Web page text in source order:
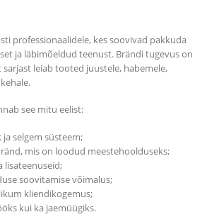
professionaalidele, kes soovivad pakkuda
ja läbimõeldud teenust. Brändi tugevus on
leiab tooted juustele, habemele,
see mitu eelist:
selgem süsteem;
mis on loodud meestehoolduseks;
lisateenuseid;
soovitamise võimalus;
kliendikogemus;
kui ka jaemüügiks.